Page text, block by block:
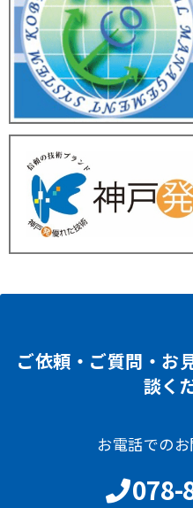
ご依頼・ご質問・お
談く
お電話での
078-